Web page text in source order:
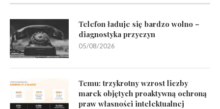
Telefon ładuje się bardzo wolno –
diagnostyka przyczyn
05/08/2026
Temu: trzykrotny wzrost liczby
marek objętych proaktywną ochroną
praw własności intelektualnej